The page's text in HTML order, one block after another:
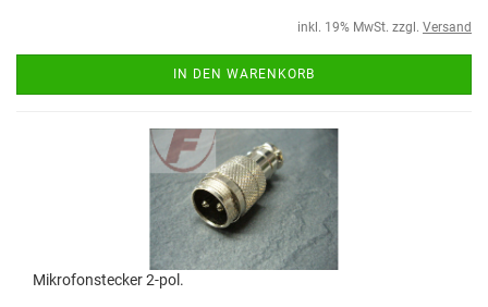
inkl. 19% MwSt. zzgl. Versand
IN DEN WARENKORB
Mikrofonstecker 2-pol.